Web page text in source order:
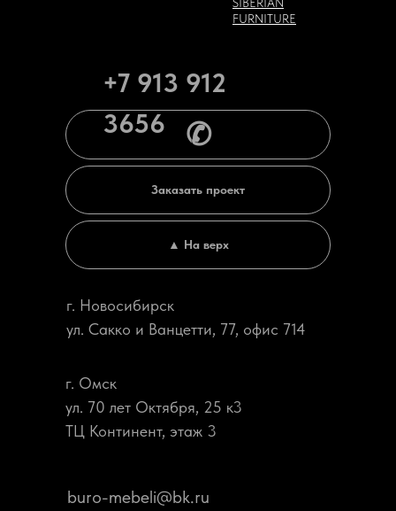
+7 913 912
3656
▲ На верх
г. Новосибирск
ул. Сакко и Ванцетти, 77, офис 714
Заказать проект
buro-mebeli@bk.ru
✆
г. Омск
ул. 70 лет Октября, 25 к3
ТЦ Континент, этаж 3
FURNITURE